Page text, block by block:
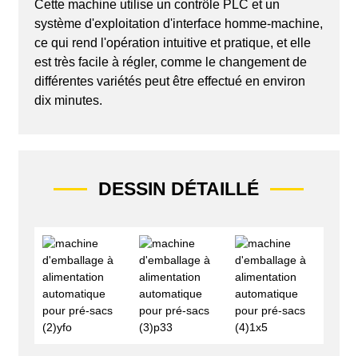
Cette machine utilise un contrôle PLC et un
système d'exploitation d'interface homme-machine,
ce qui rend l'opération intuitive et pratique, et elle
est très facile à régler, comme le changement de
différentes variétés peut être effectué en environ
dix minutes.
DESSIN DÉTAILLÉ